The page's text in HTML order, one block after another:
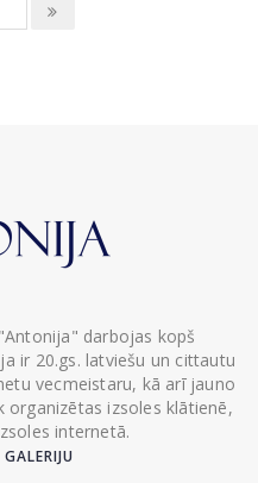
darbojas kopš
ir 20.gs. latviešu un cittautu
vecmeistaru, kā arī jauno
organizētas izsoles klātienē,
internetā.